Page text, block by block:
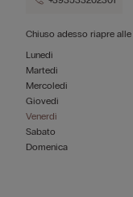
Chiuso adesso riapre alle
Lunedì
Martedì
Mercoledì
Giovedì
Venerdì
Sabato
Domenica